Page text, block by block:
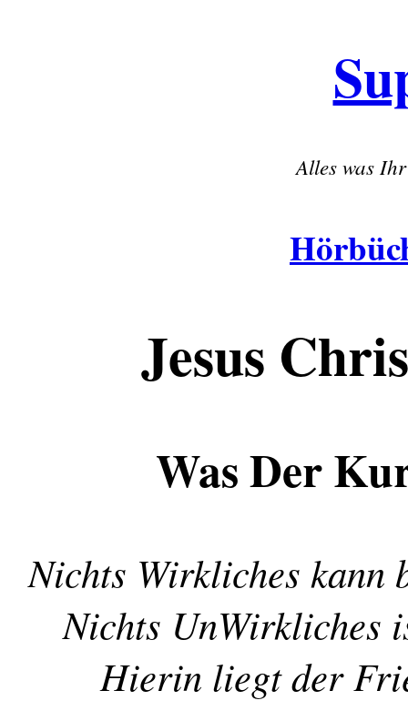
Alles was
Jesus
Was Der
Nichts Wirkliches kann
Nichts UnWirkliches
Hierin liegt der